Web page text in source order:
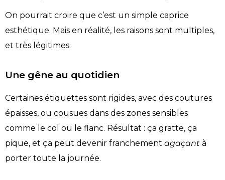
On pourrait croire que c’est un simple caprice
esthétique. Mais en réalité, les raisons sont multiples,
et très légitimes.
Une gêne au quotidien
Certaines étiquettes sont rigides, avec des coutures
épaisses, ou cousues dans des zones sensibles
comme le col ou le flanc. Résultat : ça gratte, ça
pique, et ça peut devenir franchement agaçant à
porter toute la journée.